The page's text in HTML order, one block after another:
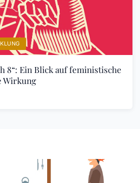
8“: Ein Blick auf feministische
Wirkung